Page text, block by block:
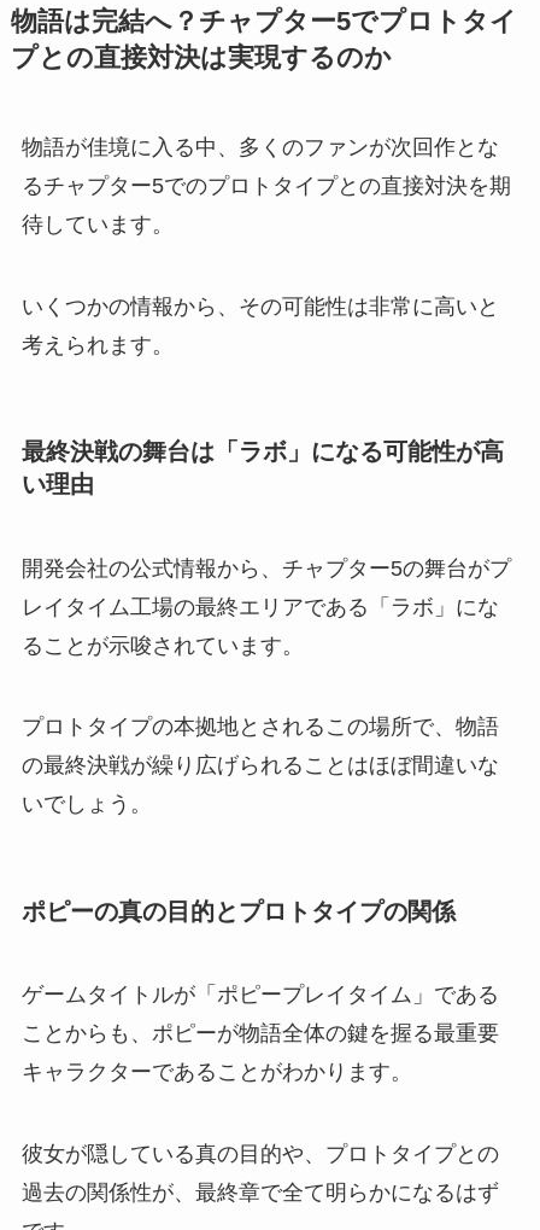
物語は完結へ？チャプター5でプロトタイ
プとの直接対決は実現するのか
物語が佳境に入る中、多くのファンが次回作とな
るチャプター5でのプロトタイプとの直接対決を期
待しています。
いくつかの情報から、その可能性は非常に高いと
考えられます。
最終決戦の舞台は「ラボ」になる可能性が高
い理由
開発会社の公式情報から、チャプター5の舞台がプ
レイタイム工場の最終エリアである「ラボ」にな
ることが示唆されています。
プロトタイプの本拠地とされるこの場所で、物語
の最終決戦が繰り広げられることはほぼ間違いな
いでしょう。
ポピーの真の目的とプロトタイプの関係
ゲームタイトルが「ポピープレイタイム」である
ことからも、ポピーが物語全体の鍵を握る最重要
キャラクターであることがわかります。
彼女が隠している真の目的や、プロトタイプとの
過去の関係性が、最終章で全て明らかになるはず